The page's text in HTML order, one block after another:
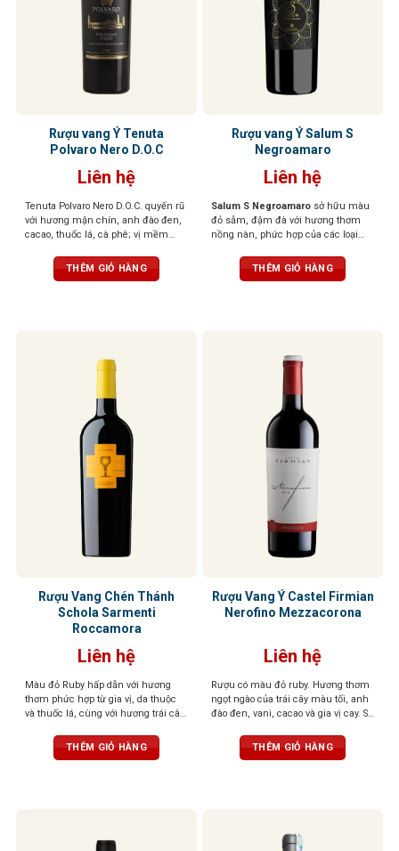
Rượu vang Ý Tenuta
Polvaro Nero D.O.C
Liên hệ
Tenuta Polvaro Nero D.O.C. quyến rũ
với hương mận chín, anh đào đen,
cacao, thuốc lá, cà phê; vị mềm
tượng khó quênTHÊM GIỎ HÀNG
Rượu vang Ý Salum S
Negroamaro
Liên hệ
Salum S Negroamaro sở hữu màu
đỏ sẫm, đậm đà với hương thơm
nồng nàn, phức hợp của các loại
quyện cùng mùi hương thoang
thoảng của thuốc lá và da thuộc. Vị
THÊM GIỎ HÀNG
Rượu Vang Chén Thánh
Schola Sarmenti
Roccamora
Liên hệ
Màu đỏ Ruby hấp dẫn với hương
thơm phức hợp từ gia vị, da thuộc
và thuốc lá, cùng với hương trái cây
tannin dịu nhẹ, và dư vị hơi đắng
kéo dài, để lại ấn tượng khó quên
THÊM GIỎ HÀNG
Rượu Vang Ý Castel Firmian
Nerofino Mezzacorona
Liên hệ
Rượu có màu đỏ ruby. Hương thơm
ngọt ngào của trái cây màu tối, anh
đào đen, vani, cacao và gia vị cay. Sự
cảm nhận tinh tế của trái cây và các
gia vị khác. Hậu vị phong phú,
THÊM GIỎ HÀNG